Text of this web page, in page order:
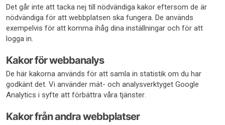
Det går inte att tacka nej till nödvändiga kakor eftersom de är
nödvändiga för att webbplatsen ska fungera. De används
exempelvis för att komma ihåg dina inställningar och för att
logga in.
Kakor för webbanalys
De här kakorna används för att samla in statistik om du har
godkänt det. Vi använder mät- och analysverktyget Google
Analytics i syfte att förbättra våra tjänster.
Kakor från andra webbplatser